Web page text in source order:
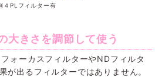
４PLフィルター有
大きさを調節して使う
ォーカスフィルターやNDフィルタ
が出るフィルターではありません。